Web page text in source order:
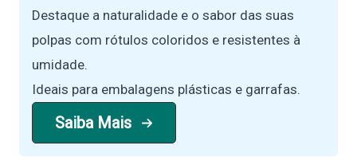
Destaque a naturalidade e o sabor das suas
polpas com rótulos coloridos e resistentes à
umidade.
Ideais para embalagens plásticas e garrafas.
Saiba Mais